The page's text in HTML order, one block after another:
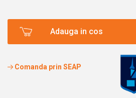
Adauga in cos
Comanda prin SEAP